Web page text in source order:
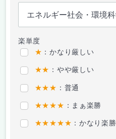
楽単度
★ ：かなり厳しい
★★ ：やや厳しい
★★★ ：普通
★★★★ ：まぁ楽勝
★★★★★ ：かなり楽勝